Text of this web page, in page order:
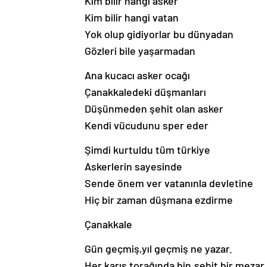
Kim bilir hangi vatan
Yok olup gidiyorlar bu dünyadan
Gözleri bile yaşarmadan
Ana kucacı asker ocağı
Çanakkaledeki düşmanları
Düşünmeden şehit olan asker
Kendi vücudunu sper eder
Şimdi kurtuldu tüm türkiye
Askerlerin sayesinde
Sende önem ver vatanınla devletine
Hiç bir zaman düşmana ezdirme
Çanakkale
Gün geçmiş,yıl geçmiş ne yazar.